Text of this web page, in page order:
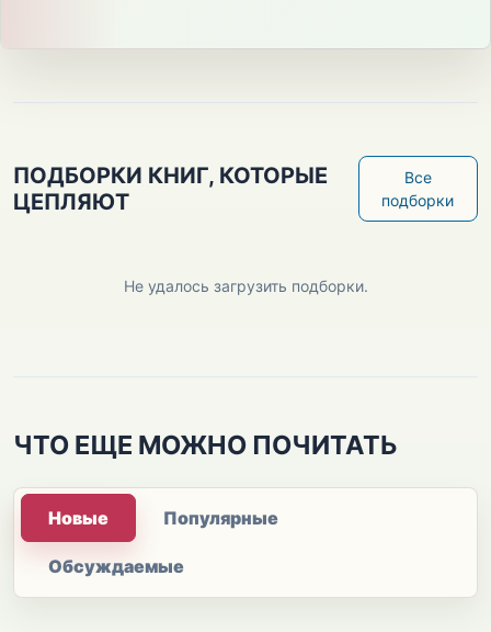
ПОДБОРКИ КНИГ, КОТОРЫЕ
ЦЕПЛЯЮТ
Все
подборки
Не удалось загрузить подборки.
ЧТО ЕЩЕ МОЖНО ПОЧИТАТЬ
Новые Популярные
Обсуждаемые